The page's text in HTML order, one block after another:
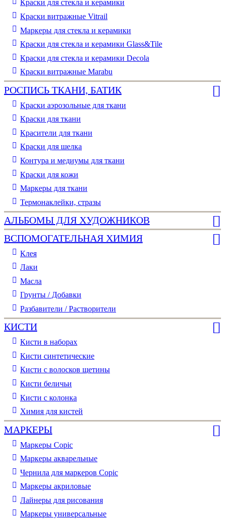
Краски для стекла и керамики
Краски витражные Vitrail
Маркеры для стекла и керамики
Краски для стекла и керамики Glass&Tile
Краски для стекла и керамики Decola
Краски витражные Marabu
РОСПИСЬ ТКАНИ, БАТИК
Краски аэрозольные для ткани
Краски для ткани
Красители для ткани
Краски для шелка
Контура и медиумы для ткани
Краски для кожи
Маркеры для ткани
Термонаклейки, стразы
АЛЬБОМЫ ДЛЯ ХУДОЖНИКОВ
ВСПОМОГАТЕЛЬНАЯ ХИМИЯ
Клея
Лаки
Масла
Грунты / Добавки
Разбавители / Растворители
КИСТИ
Кисти в наборах
Кисти синтетические
Кисти с волосков щетины
Кисти беличьи
Кисти с колонка
Химия для кистей
МАРКЕРЫ
Маркеры Copic
Маркеры акварельные
Чернила для маркеров Copic
Маркеры акриловые
Лайнеры для рисования
Маркеры универсальные